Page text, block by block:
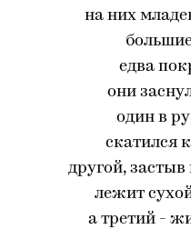
на них
едва
они
один в
скатился
другой,
лежит
а третий -